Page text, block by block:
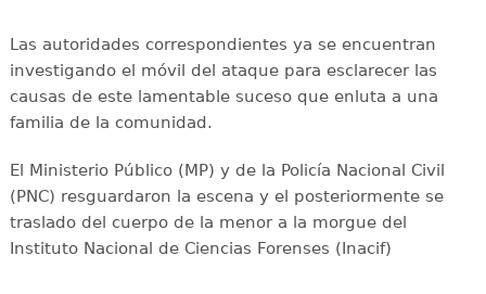
Las autoridades correspondientes ya se encuentran
investigando el móvil del ataque para esclarecer las
causas de este lamentable suceso que enluta a una
familia de la comunidad.
El Ministerio Público (MP) y de la Policía Nacional Civil
(PNC) resguardaron la escena y el posteriormente se
traslado del cuerpo de la menor a la morgue del
Instituto Nacional de Ciencias Forenses (Inacif)